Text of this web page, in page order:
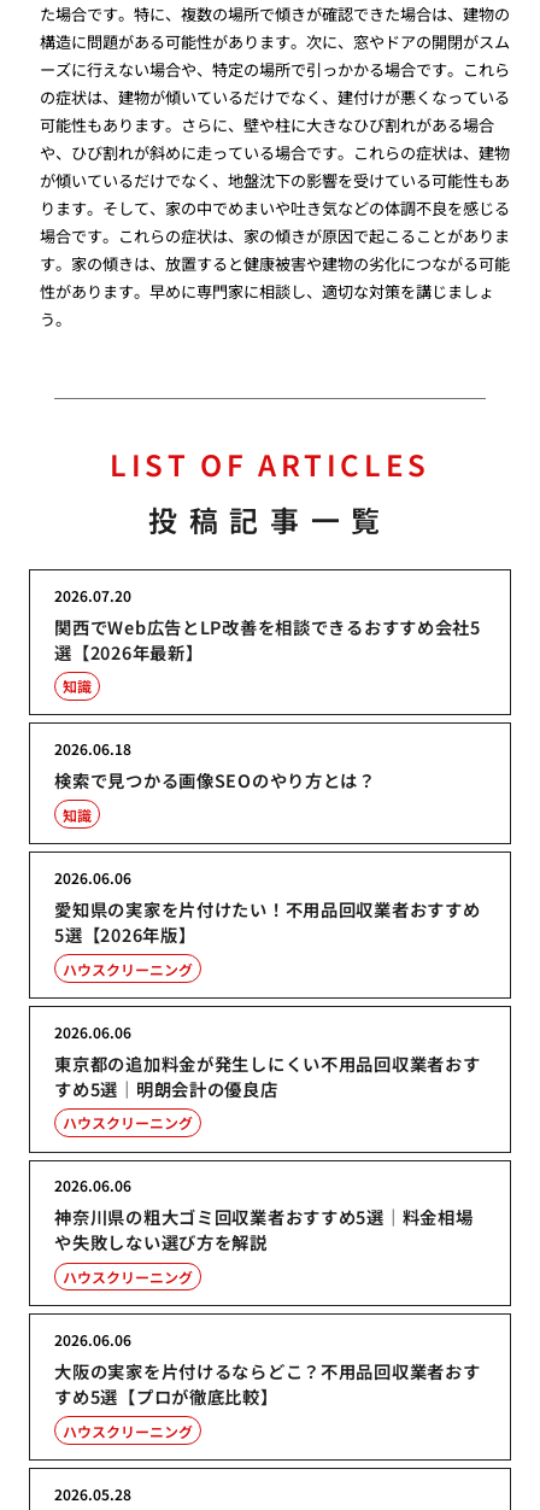
た場合です。特に、複数の場所で傾きが確認できた場合は、建物の
構造に問題がある可能性があります。次に、窓やドアの開閉がスム
ーズに行えない場合や、特定の場所で引っかかる場合です。これら
の症状は、建物が傾いているだけでなく、建付けが悪くなっている
可能性もあります。さらに、壁や柱に大きなひび割れがある場合
や、ひび割れが斜めに走っている場合です。これらの症状は、建物
が傾いているだけでなく、地盤沈下の影響を受けている可能性もあ
ります。そして、家の中でめまいや吐き気などの体調不良を感じる
場合です。これらの症状は、家の傾きが原因で起こることがありま
す。家の傾きは、放置すると健康被害や建物の劣化につながる可能
性があります。早めに専門家に相談し、適切な対策を講じましょ
う。
LIST OF ARTICLES
投稿記事一覧
関西でWeb広告とLP改善を相談できるおすすめ会社5
選【2026年最新】
2026.07.20
知識
検索で見つかる画像SEOのやり方とは？
2026.06.18
知識
愛知県の実家を片付けたい！不用品回収業者おすすめ
5選【2026年版】
2026.06.06
ハウスクリーニング
東京都の追加料金が発生しにくい不用品回収業者おす
すめ5選｜明朗会計の優良店
2026.06.06
ハウスクリーニング
神奈川県の粗大ゴミ回収業者おすすめ5選｜料金相場
や失敗しない選び方を解説
2026.06.06
ハウスクリーニング
大阪の実家を片付けるならどこ？不用品回収業者おす
すめ5選【プロが徹底比較】
2026.06.06
ハウスクリーニング
2026.05.28